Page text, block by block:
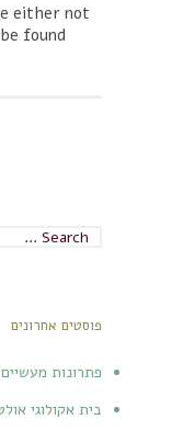
either not
found
פוסטים אחרונים
פתרונות
בית אקולוגי